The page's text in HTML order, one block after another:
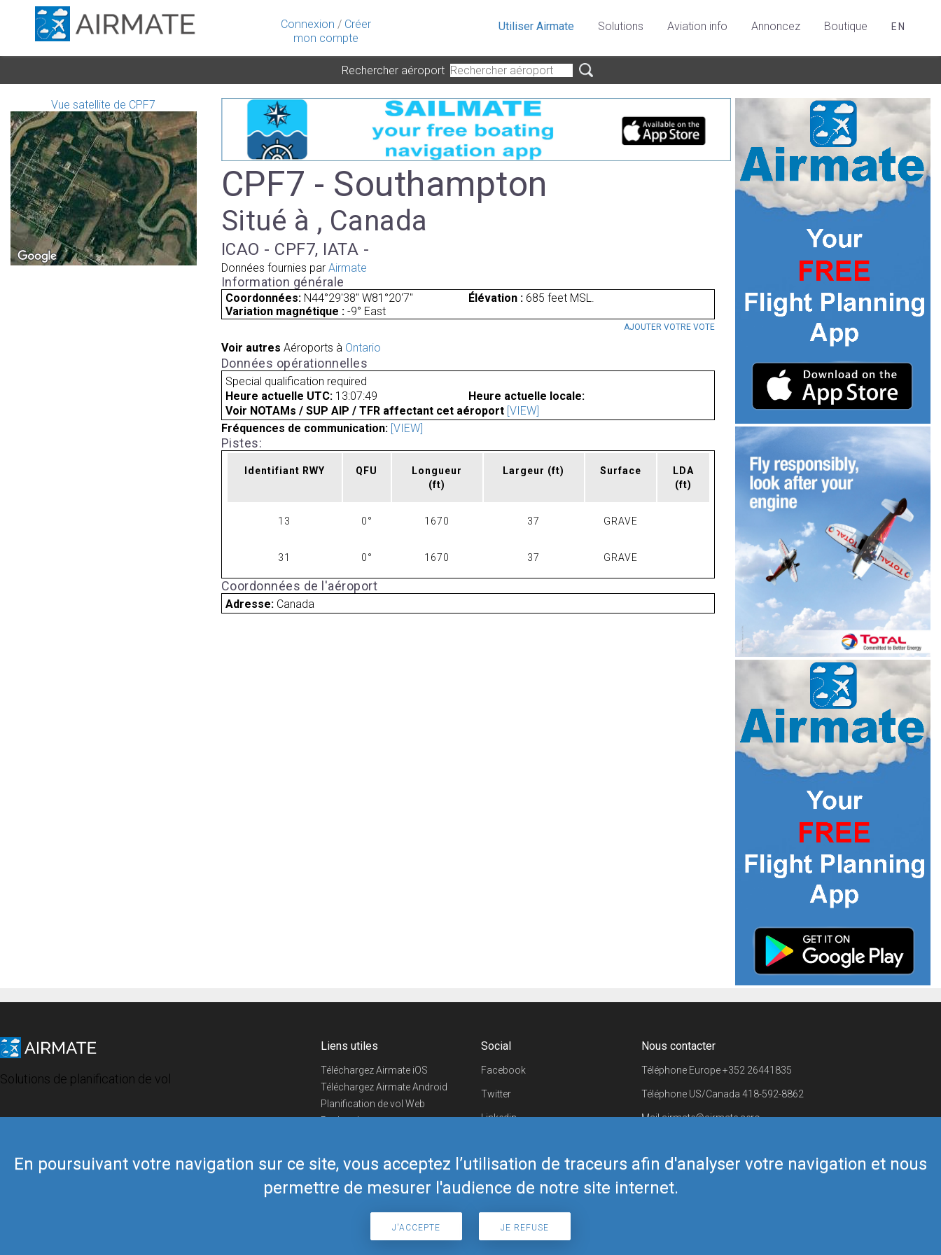
Connexion / Créer
mon compte
En poursuivant votre navigation sur ce site, vous acceptez l’utilisation de traceurs afin d'analyser votre navigation et nous
permettre de mesurer l'audience de notre site internet.
J'ACCEPTE JE REFUSE
Utiliser Airmate Solutions Aviation info Annoncez Boutique EN
Rechercher aéroport
Vue satellite de CPF7
CPF7 - Southampton
Situé à , Canada
ICAO - CPF7, IATA -
Données fournies par Airmate
Information générale
Coordonnées: N44°29'38" W81°20'7" Élévation :685 feet MSL.
Variation magnétique : -9° East
AJOUTER VOTRE VOTE
Voir autres Aéroports à Ontario
Données opérationnelles
Special qualification required
Heure actuelle UTC: 13:07:49
Heure actuelle locale:
Voir NOTAMs / SUP AIP / TFR affectant cet aéroport [VIEW]
Fréquences de communication: [VIEW]
Pistes:
Identifiant RWY QFU
Longueur
(ft)
Largeur (ft) Surface
LDA
(ft)
13 0° 1670 37 GRAVE
31 0° 1670 37 GRAVE
Coordonnées de l'aéroport
Adresse: Canada
Solutions de planification de vol
Liens utiles
Téléchargez Airmate iOS
Téléchargez Airmate Android
Planification de vol Web
Recherche
Boutique Airmate
Social
Facebook
Twitter
Linkedin
Telegram
Nous contacter
Téléphone Europe+352 26441835
Téléphone US/Canada 418-592-8862
Mailairmate@airmate.aero